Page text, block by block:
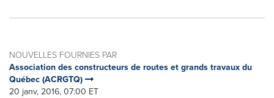
NOUVELLES FOURNIES PAR
Association des constructeurs de routes et grands travaux du
Québec (ACRGTQ)
20 janv, 2016, 07:00 ET